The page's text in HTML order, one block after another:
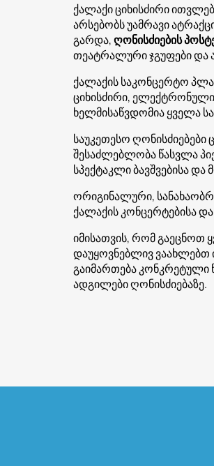
ქალაქი ციხისძირი
არსებობს უამრავი
გარდა,ღონისძიების
თეატრალური ჯგუფები და
ქალაქის საკონცერტო
ციხისძირი, ელექტრონული
ხელმისაწვდომია ყველა
საუკეთესო
შესაძლებლობა წასვლა
სპექტაკლი ბავშვებისა
ორიგინალური,
ქალაქის კონცერტებისა
იმისათვის, რომ გაეცნოთ
დაუყოვნებლივ ვაახლებთ
გაიმართება კონკრეტული
ადგილები ღონისძიებაზე.